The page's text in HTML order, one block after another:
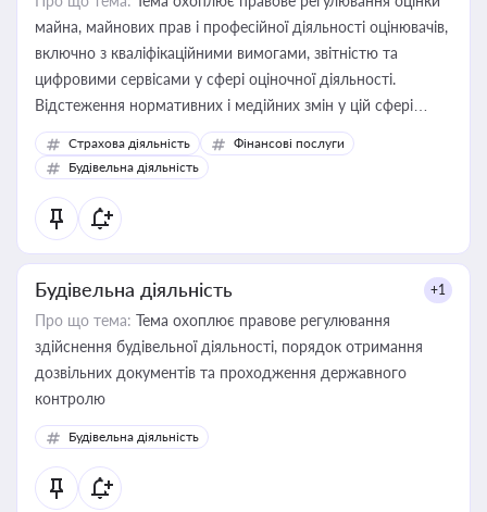
майна, майнових прав і професійної діяльності оцінювачів,
включно з кваліфікаційними вимогами, звітністю та
цифровими сервісами у сфері оціночної діяльності.
Відстеження нормативних і медійних змін у цій сфері
корисне для власника бізнесу, керівника, юриста або
бухгалтера під час оподаткування, приватизації, оренди
державного майна, корпоративних угод і перевірки
статусу суб'єктів оціночної діяльності
Страхова діяльність
Фінансові послуги
Будівельна діяльність
Будівельна діяльність +1
Про що тема: Тема охоплює правове регулювання
здійснення будівельної діяльності, порядок отримання
дозвільних документів та проходження державного
контролю
Будівельна діяльність